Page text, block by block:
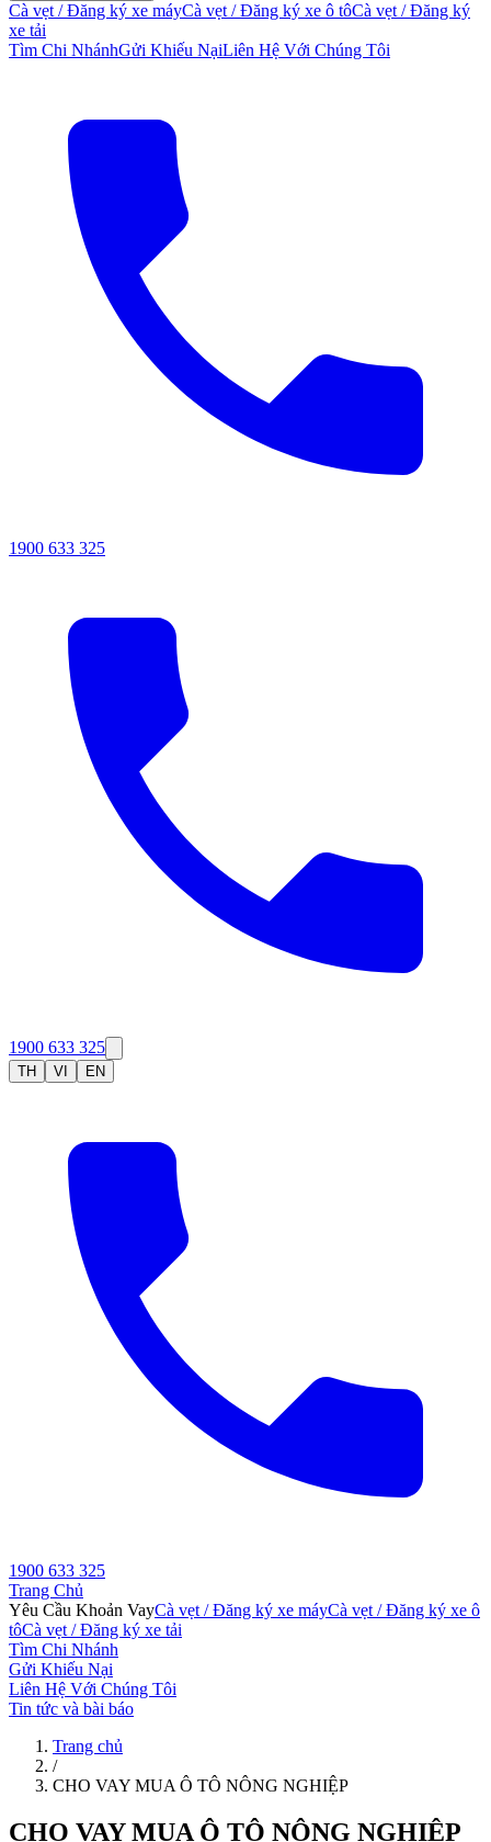
Cà vẹt / Đăng ký xe máyCà vẹt / Đăng ký xe ô tôCà vẹt / Đăng ký
xe tải
Tìm Chi NhánhGửi Khiếu NạiLiên Hệ Với Chúng Tôi
1900 633 325
1900 633 325
TH VI EN
1900 633 325
Trang Chủ
Yêu Cầu Khoản VayCà vẹt / Đăng ký xe máyCà vẹt / Đăng ký xe ô
tôCà vẹt / Đăng ký xe tải
Tìm Chi Nhánh
Gửi Khiếu Nại
Liên Hệ Với Chúng Tôi
Tin tức và bài báo
Trang chủ
/
CHO VAY MUA Ô TÔ NÔNG NGHIỆP
CHO VAY MUA Ô TÔ NÔNG NGHIỆP